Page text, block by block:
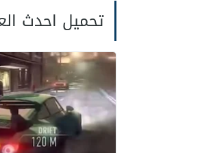
تحميل احدث